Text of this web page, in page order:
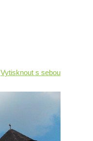
Vytisknout s sebou